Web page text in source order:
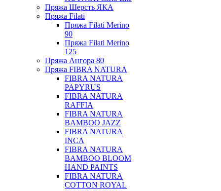
Пряжа Шерсть ЯКА
Пряжа Filati
Пряжа Filati Merino
90
Пряжа Filati Merino
125
Пряжа Ангора 80
Пряжа FIBRA NATURA
FIBRA NATURA
PAPYRUS
FIBRA NATURA
RAFFIA
FIBRA NATURA
BAMBOO JAZZ
FIBRA NATURA
INCA
FIBRA NATURA
BAMBOO BLOOM
HAND PAINTS
FIBRA NATURA
COTTON ROYAL